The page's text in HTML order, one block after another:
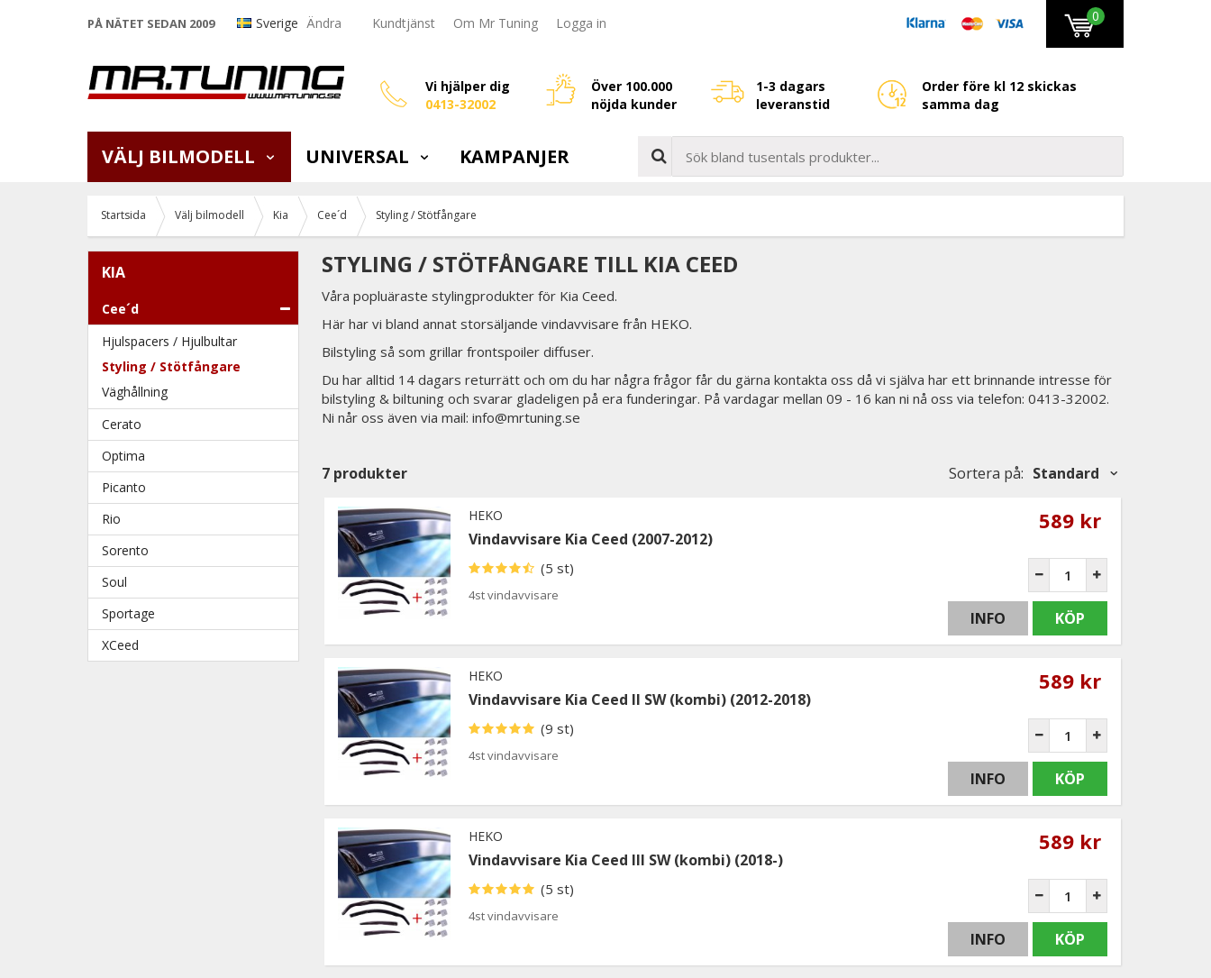
PÅ NÄTET SEDAN 2009 Sverige Ändra Kundtjänst Om Mr Tuning Logga in 0
Vi hjälper dig
0413-32002
Över 100.000
nöjda kunder
1-3 dagars
leveranstid
Order före kl 12 skickas
samma dag
VÄLJ BILMODELL UNIVERSAL KAMPANJER
Startsida Välj bilmodell Kia Cee´d Styling / Stötfångare
KIA
Cee´d
Hjulspacers / Hjulbultar
Styling / Stötfångare
Väghållning
Cerato
Optima
Picanto
Rio
Sorento
Soul
Sportage
XCeed
STYLING / STÖTFÅNGARE TILL KIA CEED
Våra popluäraste stylingprodukter för Kia Ceed.
Här har vi bland annat storsäljande vindavvisare från HEKO.
Bilstyling så som grillar frontspoiler diffuser.
Du har alltid 14 dagars returrätt och om du har några frågor får du gärna kontakta oss då vi själva har ett brinnande intresse för
bilstyling & biltuning och svarar gladeligen på era funderingar. På vardagar mellan 09 - 16 kan ni nå oss via telefon: 0413-32002.
Ni når oss även via mail: info@mrtuning.se
7 produkter Sortera på: Standard
HEKO
Vindavvisare Kia Ceed (2007-2012)
(5 st)
4st vindavvisare
589 kr
INFO KÖP
HEKO
Vindavvisare Kia Ceed II SW (kombi) (2012-2018)
(9 st)
4st vindavvisare
589 kr
INFO KÖP
HEKO
Vindavvisare Kia Ceed III SW (kombi) (2018-)
(5 st)
4st vindavvisare
589 kr
INFO KÖP